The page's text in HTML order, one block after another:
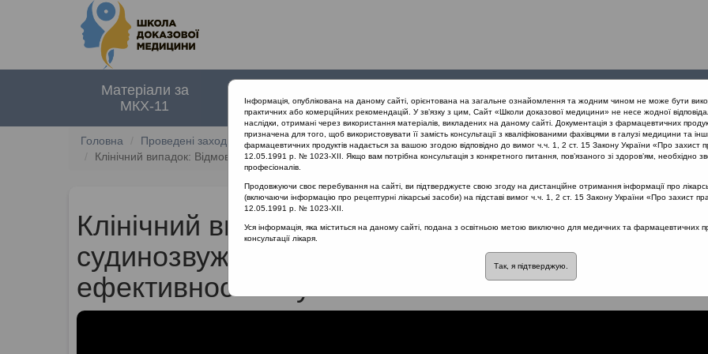
Матеріали за
МКХ-11
документи
заходи
проекту
Головна Проведені заходи
SHDM.SCHOOL | Якість життя як основний критерій ефективності лікування
Клінічний випадок: Відмова від судинозвужувальних крапель як критерій ефективності лікування АР
Клінічний випадок: Відмова від
судинозвужувальних крапель як критерій
ефективності лікування АР
Інформація, опублікована на даному сайті, орієнтована на загальне ознайомлення та жодним чином не може бути
практичних або комерційних рекомендацій. У зв’язку з цим, Сайт «Школи доказової медицини» не несе жодної
наслідки, отримані через використання матеріалів, викладених на даному сайті. Документація з фармацевтичних
призначена для того, щоб використовувати її замість консультації з кваліфікованими фахівцями в галузі медицини та
фармацевтичних продуктів надається за вашою згодою відповідно до вимог ч.ч. 1, 2 ст. 15 Закону України «Про захист
12.05.1991 р. № 1023-XII. Якщо вам потрібна консультація з конкретного питання, пов’язаного зі здоров’ям, необхідно
професіоналів.
Продовжуючи своє перебування на сайті, ви підтверджуєте свою згоду на дистанційне отримання інформації про
(включаючи інформацію про рецептурні лікарські засоби) на підставі вимог ч.ч. 1, 2 ст. 15 Закону України «Про захист
12.05.1991 р. № 1023-XII.
Уся інформація, яка міститься на даному сайті, подана з освітньою метою виключно для медичних та фармацевтичних
консультації лікаря.
Так, я підтверджую.